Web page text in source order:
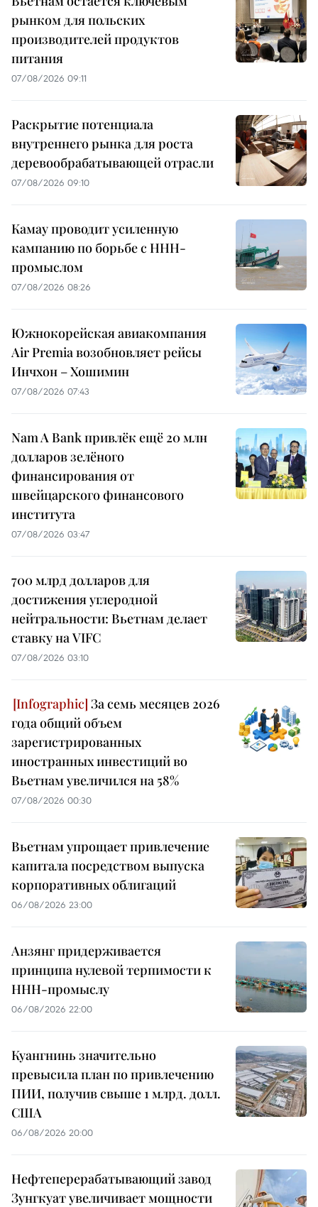
рынком для польских
производителей продуктов
питания
07/08/2026 09:11
Раскрытие потенциала
внутреннего рынка для роста
деревообрабатывающей отрасли
07/08/2026 09:10
Камау проводит усиленную
кампанию по борьбе с ННН-
промыслом
07/08/2026 08:26
Южнокорейская авиакомпания
Air Premia возобновляет рейсы
Инчхон – Хошимин
07/08/2026 07:43
Nam A Bank привлёк ещё 20 млн
долларов зелёного
финансирования от
швейцарского финансового
института
07/08/2026 03:47
700 млрд долларов для
достижения углеродной
нейтральности: Вьетнам делает
ставку на VIFC
07/08/2026 03:10
За семь месяцев 2026
года общий объем
зарегистрированных
иностранных инвестиций во
Вьетнам увеличился на 58%
07/08/2026 00:30
Вьетнам упрощает привлечение
капитала посредством выпуска
корпоративных облигаций
06/08/2026 23:00
Анзянг придерживается
принципа нулевой терпимости к
ННН-промыслу
06/08/2026 22:00
Куангнинь значительно
превысила план по привлечению
ПИИ, получив свыше 1 млрд. долл.
США
06/08/2026 20:00
Нефтеперерабатывающий завод
Зунгкуат увеличивает мощности